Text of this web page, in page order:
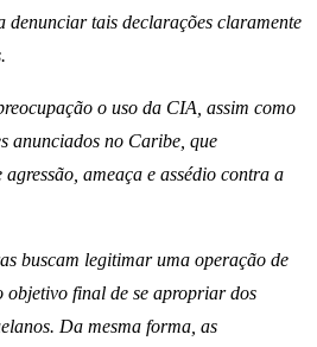
denunciar tais declarações claramente
o uso da CIA, assim como
anunciados no Caribe, que
ameaça e assédio contra a
buscam legitimar uma operação de
objetivo final de se apropriar dos
Da mesma forma, as